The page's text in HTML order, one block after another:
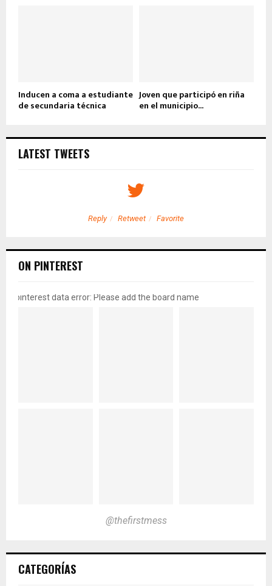
Inducen a coma a estudiante
de secundaria técnica
Joven que participó en riña
en el municipio...
LATEST TWEETS
Reply Retweet Favorite
ON PINTEREST
pinterest data error: Please add the board name
@thefirstmess
CATEGORÍAS